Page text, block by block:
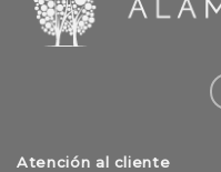
Atención al cliente